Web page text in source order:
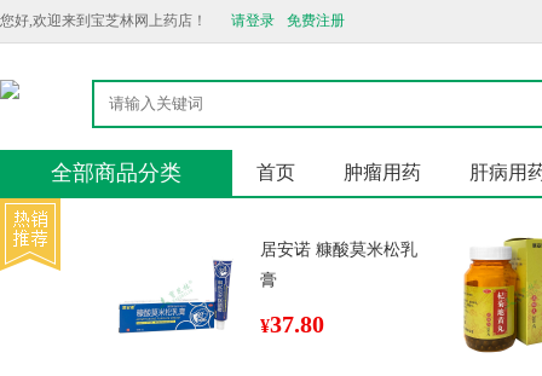
您好,欢迎来到宝芝林网上药店！ 请登录 免费注册
全部商品分类 首页 肿瘤用药 肝病用
居安诺 糠酸莫米松乳
膏
¥37.80